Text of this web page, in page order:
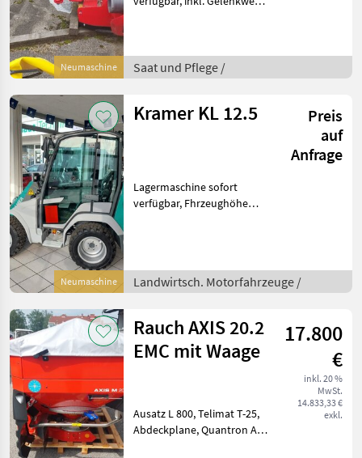
Neumaschine Saat und Pflege /
Neumaschine
Kramer KL 12.5
Preis
auf
Anfrage
Lagermaschine sofort
verfügbar, Fhrzeughöhe
Motorfahrzeuge Hoflader
Landwirtsch. Motorfahrzeuge /
Rauch AXIS 20.2
EMC mit Waage
17.800
€
inkl. 20 %
MwSt.
14.833,33 €
exkl.
Ausatz L 800, Telimat T-25,
Abdeckplane, Quantron A